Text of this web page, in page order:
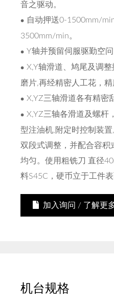
音之驱动。
自动押送0-1500mm/
3500mm/min。
Y轴并预留伺服驱勤空
X,Y轴滑道、鸠尾及调
磨片,再经精密人工花，精
X,YZ三轴滑道各有精密
X,YZ三轴各滑道及螺杆
型注油机,附定时控制装
双段式调整，并配合容积
均匀。使用粗铣刀 直径
料S45C，硬币立于工件
加入询问 / 了解更
机台规格